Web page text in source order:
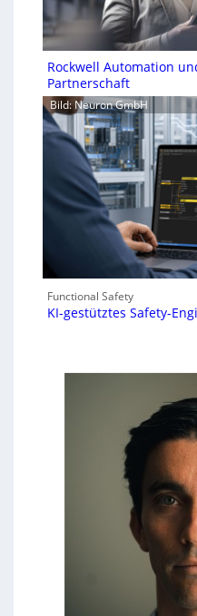
Rockwell Automation
Partnerschaft
Bild: Neuron GmbH
Functional Safety
KI-gestütztes Safety-